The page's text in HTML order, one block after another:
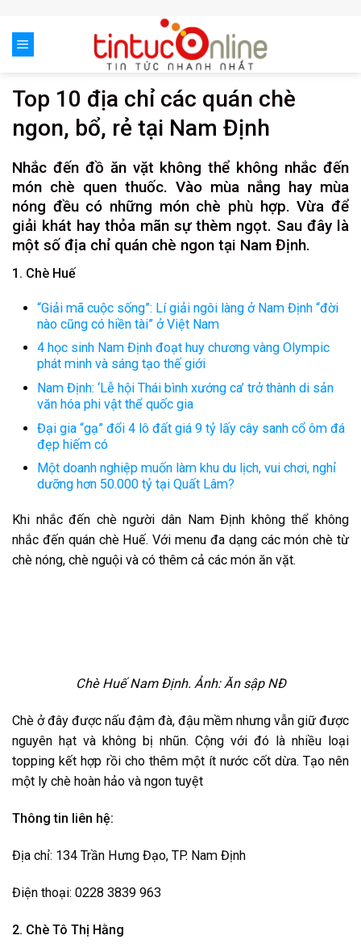
content
Top 10 địa chỉ các quán chè
ngon, bổ, rẻ tại Nam Định
Nhắc đến đồ ăn vặt không thể không nhắc đến
món chè quen thuốc. Vào mùa nắng hay mùa
nóng đều có những món chè phù hợp. Vừa để
giải khát hay thỏa mãn sự thèm ngọt. Sau đây là
một số địa chỉ quán chè ngon tại Nam Định.
1. Chè Huế
“Giải mã cuộc sống”: Lí giải ngôi làng ở Nam Định “đời
nào cũng có hiền tài” ở Việt Nam
4 học sinh Nam Định đoạt huy chương vàng Olympic
phát minh và sáng tạo thế giới
Nam Định: ‘Lễ hội Thái bình xướng ca’ trở thành di sản
văn hóa phi vật thể quốc gia
Đại gia “gạ” đổi 4 lô đất giá 9 tỷ lấy cây sanh cổ ôm đá
đẹp hiếm có
Một doanh nghiệp muốn làm khu du lịch, vui chơi, nghỉ
dưỡng hơn 50.000 tỷ tại Quất Lâm?
Khi nhắc đến chè người dân Nam Định không thể không
nhắc đến quán chè Huế. Với menu đa dạng các món chè từ
chè nóng, chè nguội và có thêm cả các món ăn vặt.
Chè Huế Nam Định. Ảnh: Ăn sập NĐ
Chè ở đây được nấu đậm đà, đậu mềm nhưng vẫn giữ được
nguyên hạt và không bị nhũn. Cộng với đó là nhiều loại
topping kết hợp rồi cho thêm một ít nước cốt dừa. Tạo nên
một ly chè hoàn hảo và ngon tuyệt
Thông tin liên hệ:
Địa chỉ: 134 Trần Hưng Đạo, TP. Nam Định
Điện thoại: 0228 3839 963
2. Chè Tô Thị Hằng